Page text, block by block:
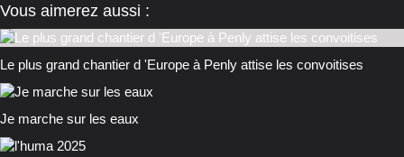
Vous aimerez aussi :
Le plus grand chantier d 'Europe à Penly attise les convoitises
Je marche sur les eaux